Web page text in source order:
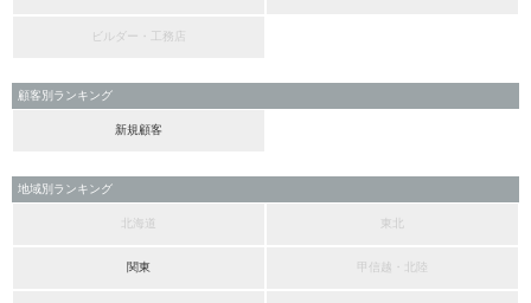
ビルダー・工務店
顧客別ランキング
新規顧客
地域別ランキング
北海道 東北
関東 甲信越・北陸